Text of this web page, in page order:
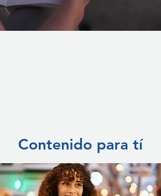
Contenido para tí